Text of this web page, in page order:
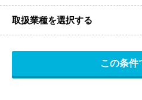
取扱業種を選択する